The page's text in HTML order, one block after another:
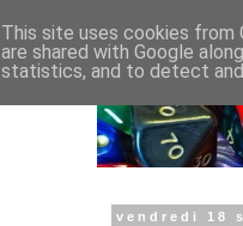
vendredi 18
This site uses cookies from
are shared with Google
statistics, and to detect and